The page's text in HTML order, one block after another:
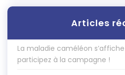
Articles
La maladie caméléon
participez à la campagne !